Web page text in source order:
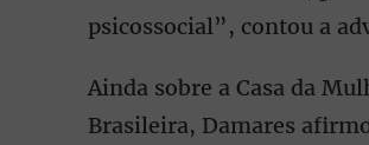
psicossocial”, contou a
Ainda sobre a Casa da
Brasileira, Damares